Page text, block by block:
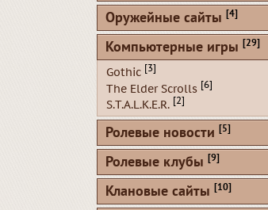
Оружейные сайты [4]
Компьютерные игры [29]
Gothic [3]
The Elder Scrolls [6]
S.T.A.L.K.E.R. [2]
Ролевые новости [5]
Ролевые клубы [9]
Клановые сайты [10]